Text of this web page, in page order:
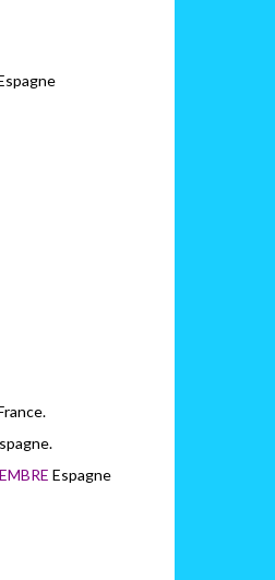
France.
France.
France.
Espagne.
Espagne